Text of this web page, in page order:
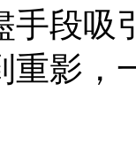
手段
重影，